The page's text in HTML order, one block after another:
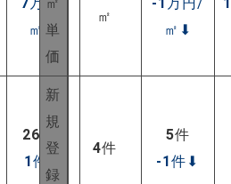
㎡ ⬆
260 件
1件
単
価
㎡
㎡ ⬇
新
規
登
録
4件
5件
-1件 ⬇